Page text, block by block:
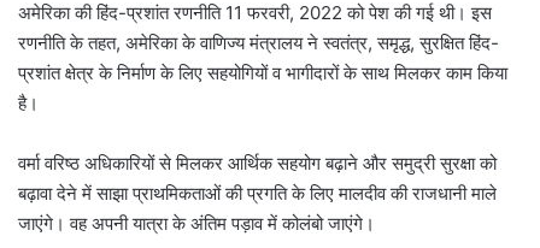
अमेरिका की हिंद-प्रशांत रणनीति 11 फरवरी, 2022 को पेश की गई थी। इस
रणनीति के तहत, अमेरिका के वाणिज्य मंत्रालय ने स्वतंत्र, समृद्ध, सुरक्षित हिंद-
प्रशांत क्षेत्र के निर्माण के लिए सहयोगियों व भागीदारों के साथ मिलकर काम किया
है।
वर्मा वरिष्ठ अधिकारियों से मिलकर आर्थिक सहयोग बढ़ाने और समुद्री सुरक्षा को
बढ़ावा देने में साझा प्राथमिकताओं की प्रगति के लिए मालदीव की राजधानी माले
जाएंगे। वह अपनी यात्रा के अंतिम पड़ाव में कोलंबो जाएंगे।